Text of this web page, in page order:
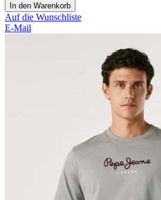
In den Warenkorb
Auf die Wunschliste
E-Mail